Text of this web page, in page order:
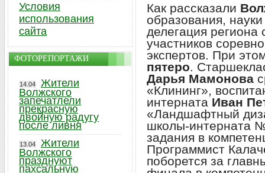
Как рассказали
образования,
делегация региона
участников
экспертов. При
пятеро.
Дарья Мамонова
«Клининг»,
интерната Иван
«Ландшафтный
школы-интерната
задания в
Программист
поборется за
Условия
использования
сайта
ФОТОРЕПОРТАЖИ
14.04
Жители
Волжского
запечатлели
прекрасную
двойную радугу
после ливня
13.04
Жители
Волжского
празднуют
пахсальную